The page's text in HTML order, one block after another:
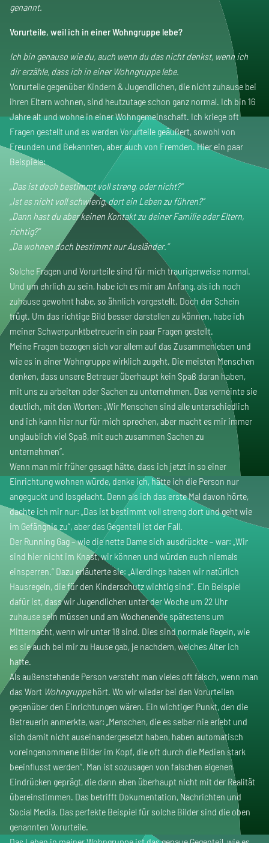
genannt.
Vorurteile, weil ich in einer Wohngruppe lebe?
Ich bin genauso wie du, auch wenn du das nicht denkst, wenn ich
dir erzähle, dass ich in einer Wohngruppe lebe.
Vorurteile gegenüber Kindern & Jugendlichen, die nicht zuhause bei
ihren Eltern wohnen, sind heutzutage schon ganz normal. Ich bin 16
Jahre alt und wohne in einer Wohngemeinschaft. Ich kriege oft
Fragen gestellt und es werden Vorurteile geäußert, sowohl von
Freunden und Bekannten, aber auch von Fremden. Hier ein paar
Beispiele:
Das ist doch bestimmt voll streng, oder nicht?‘‘
„Ist es nicht voll schwierig, dort ein Leben zu führen?“
„Dann hast du aber keinen Kontakt zu deiner Familie oder Eltern,
richtig?‘‘
„Da wohnen doch bestimmt nur Ausländer.‘‘
Solche Fragen und Vorurteile sind für mich traurigerweise normal.
Und um ehrlich zu sein, habe ich es mir am Anfang, als ich noch
zuhause gewohnt habe, so ähnlich vorgestellt. Doch der Schein
trügt. Um das richtige Bild besser darstellen zu können, habe ich
meiner Schwerpunktbetreuerin ein paar Fragen gestellt.
Meine Fragen bezogen sich vor allem auf das Zusammenleben und
wie es in einer Wohngruppe wirklich zugeht. Die meisten Menschen
denken, dass unsere Betreuer überhaupt kein Spaß daran haben,
mit uns zu arbeiten oder Sachen zu unternehmen. Das verneinte sie
deutlich, mit den Worten: „Wir Menschen sind alle unterschiedlich
und ich kann hier nur für mich sprechen, aber macht es mir immer
unglaublich viel Spaß, mit euch zusammen Sachen zu
unternehmen‘‘.
Wenn man mir früher gesagt hätte, dass ich jetzt in so einer
Einrichtung wohnen würde, denke ich, hätte ich die Person nur
angeguckt und losgelacht. Denn als ich das erste Mal davon hörte,
dachte ich mir nur: „Das ist bestimmt voll streng dort und geht wie
im Gefängnis zu‘‘, aber das Gegenteil ist der Fall.
Der Running Gag – wie die nette Dame sich ausdrückte – war: „Wir
sind hier nicht im Knast, wir können und würden euch niemals
einsperren.‘‘ Dazu erläuterte sie: „Allerdings haben wir natürlich
Hausregeln, die für den Kinderschutz wichtig sind‘‘. Ein Beispiel
dafür ist, dass wir Jugendlichen unter der Woche um 22 Uhr
zuhause sein müssen und am Wochenende spätestens um
Mitternacht, wenn wir unter 18 sind. Dies sind normale Regeln, wie
es sie auch bei mir zu Hause gab, je nachdem, welches Alter ich
hatte.
Als außenstehende Person versteht man vieles oft falsch, wenn man
das Wort Wohngruppehört. Wo wir wieder bei den Vorurteilen
gegenüber den Einrichtungen wären. Ein wichtiger Punkt, den die
Betreuerin anmerkte, war: „Menschen, die es selber nie erlebt und
sich damit nicht auseinandergesetzt haben, haben automatisch
voreingenommene Bilder im Kopf, die oft durch die Medien stark
beeinflusst werden‘‘. Man ist sozusagen von falschen eigenen
Eindrücken geprägt, die dann eben überhaupt nicht mit der Realität
übereinstimmen. Das betrifft Dokumentation, Nachrichten und
Social Media. Das perfekte Beispiel für solche Bilder sind die oben
genannten Vorurteile.